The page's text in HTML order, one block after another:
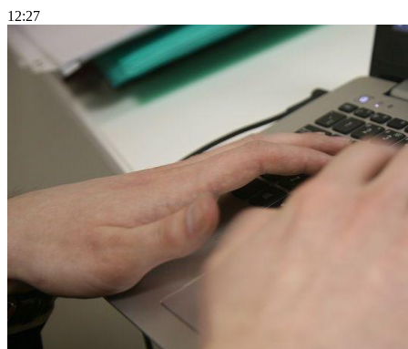
12:27